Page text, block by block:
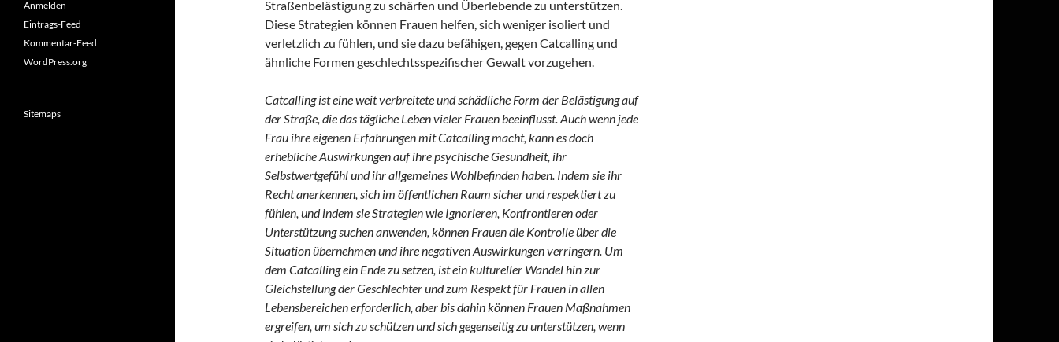
Straßenbelästigung zu schärfen und Überlebende zu unterstützen.
Diese Strategien können Frauen helfen, sich weniger isoliert und
verletzlich zu fühlen, und sie dazu befähigen, gegen Catcalling und
ähnliche Formen geschlechtsspezifischer Gewalt vorzugehen.
Catcalling ist eine weit verbreitete und schädliche Form der Belästigung auf
der Straße, die das tägliche Leben vieler Frauen beeinflusst. Auch wenn jede
Frau ihre eigenen Erfahrungen mit Catcalling macht, kann es doch
erhebliche Auswirkungen auf ihre psychische Gesundheit, ihr
Selbstwertgefühl und ihr allgemeines Wohlbefinden haben. Indem sie ihr
Recht anerkennen, sich im öffentlichen Raum sicher und respektiert zu
fühlen, und indem sie Strategien wie Ignorieren, Konfrontieren oder
Unterstützung suchen anwenden, können Frauen die Kontrolle über die
Situation übernehmen und ihre negativen Auswirkungen verringern. Um
dem Catcalling ein Ende zu setzen, ist ein kultureller Wandel hin zur
Gleichstellung der Geschlechter und zum Respekt für Frauen in allen
Lebensbereichen erforderlich, aber bis dahin können Frauen Maßnahmen
ergreifen, um sich zu schützen und sich gegenseitig zu unterstützen, wenn
Anmelden
Eintrags-Feed
Kommentar-Feed
WordPress.org
Sitemaps